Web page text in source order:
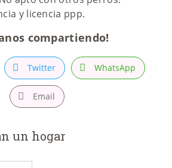
y licencia ppp.
compartiendo!
Twitter WhatsApp
Email
un hogar